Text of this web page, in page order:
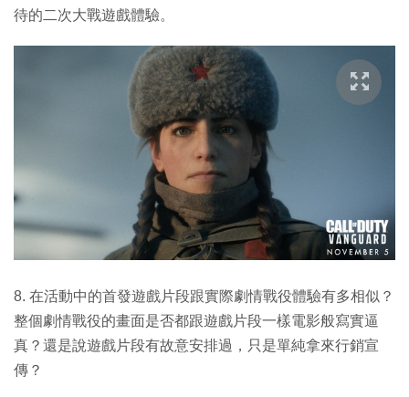
待的二次大戰遊戲體驗。
8. 在活動中的首發遊戲片段跟實際劇情戰役體驗有多相似？
整個劇情戰役的畫面是否都跟遊戲片段一樣電影般寫實逼
真？還是說遊戲片段有故意安排過，只是單純拿來行銷宣
傳？